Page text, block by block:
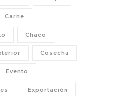
Carne
Chaco
Cosecha
Evento
Exportación